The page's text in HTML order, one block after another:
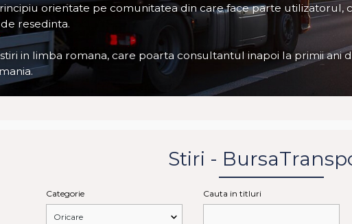
orientate pe comunitatea din care face parte utilizatorul,
resedinta.
in limba romana, care poarta consultantul inapoi la primii ani
Stiri -
Categorie Cauta in titluri